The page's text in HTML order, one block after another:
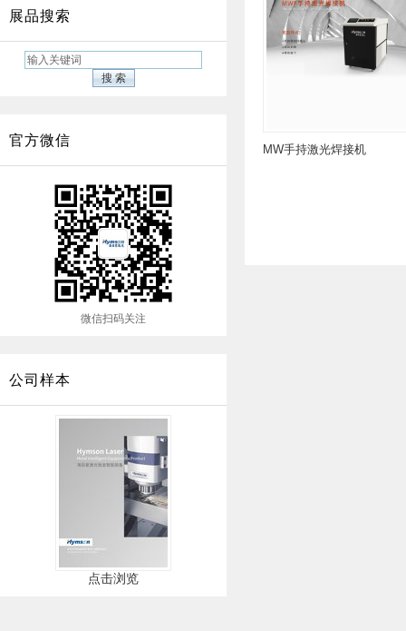
展品搜索
官方微信
微信扫码关注
公司样本
点击浏览
MW手持激光焊接机